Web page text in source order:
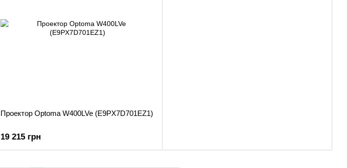
Проектор Optoma W400LVe (E9PX7D701EZ1)
19 215 грн